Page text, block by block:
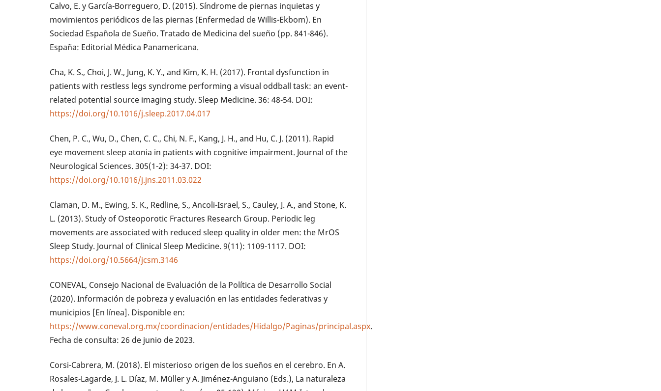
Calvo, E. y García-Borreguero, D. (2015). Síndrome de piernas inquietas y
movimientos periódicos de las piernas (Enfermedad de Willis-Ekbom). En
Sociedad Española de Sueño. Tratado de Medicina del sueño (pp. 841-846).
España: Editorial Médica Panamericana.
Cha, K. S., Choi, J. W., Jung, K. Y., and Kim, K. H. (2017). Frontal dysfunction in
patients with restless legs syndrome performing a visual oddball task: an event-
related potential source imaging study. Sleep Medicine. 36: 48-54. DOI:
https://doi.org/10.1016/j.sleep.2017.04.017
Chen, P. C., Wu, D., Chen, C. C., Chi, N. F., Kang, J. H., and Hu, C. J. (2011). Rapid
eye movement sleep atonia in patients with cognitive impairment. Journal of the
Neurological Sciences. 305(1-2): 34-37. DOI:
https://doi.org/10.1016/j.jns.2011.03.022
Claman, D. M., Ewing, S. K., Redline, S., Ancoli-Israel, S., Cauley, J. A., and Stone, K.
L. (2013). Study of Osteoporotic Fractures Research Group. Periodic leg
movements are associated with reduced sleep quality in older men: the MrOS
Sleep Study. Journal of Clinical Sleep Medicine. 9(11): 1109-1117. DOI:
https://doi.org/10.5664/jcsm.3146
CONEVAL, Consejo Nacional de Evaluación de la Política de Desarrollo Social
(2020). Información de pobreza y evaluación en las entidades federativas y
municipios [En línea]. Disponible en:
https://www.coneval.org.mx/coordinacion/entidades/Hidalgo/Paginas/principal.aspx.
Fecha de consulta: 26 de junio de 2023.
Corsi-Cabrera, M. (2018). El misterioso origen de los sueños en el cerebro. En A.
Rosales-Lagarde, J. L. Díaz, M. Müller y A. Jiménez-Anguiano (Eds.), La naturaleza